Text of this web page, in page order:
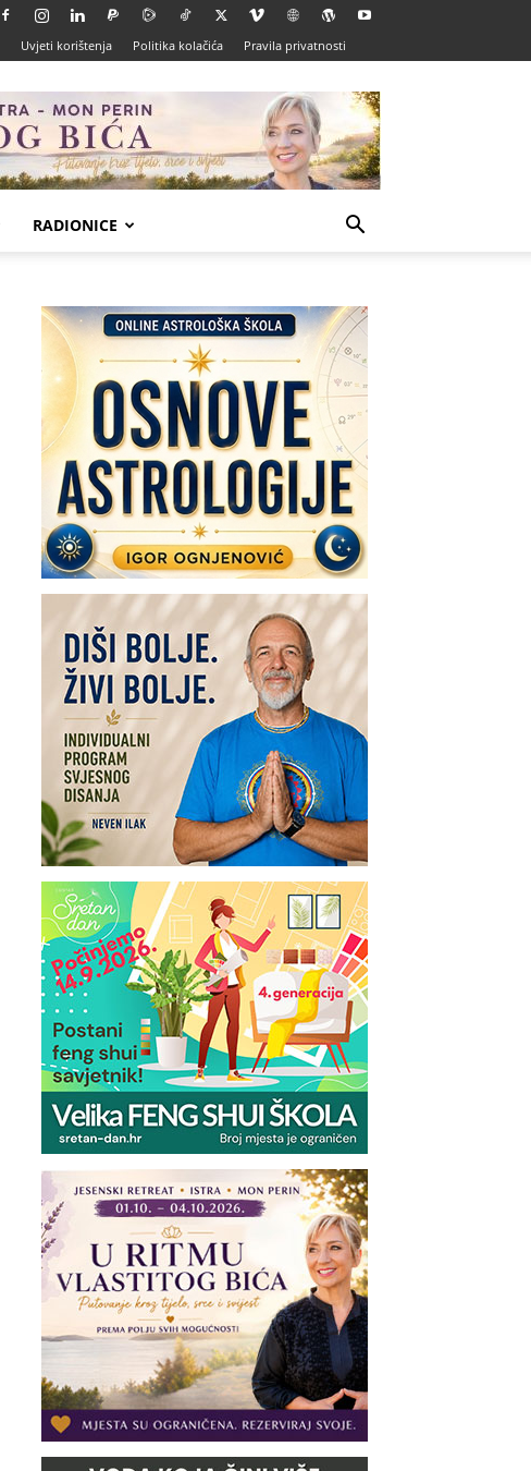
Uvjeti korištenja Politika kolačića Pravila privatnosti
RADIONICE